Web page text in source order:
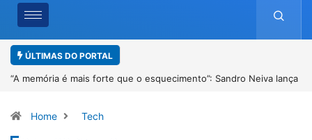
ÚLTIMAS DO PORTAL
“A memória é mais forte que o esquecimento”: Sandro Neiva lança
Home Tech